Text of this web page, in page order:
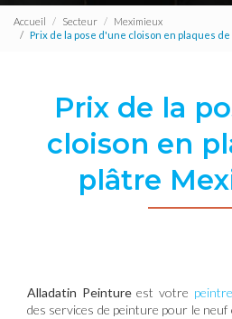
Accueil Secteur
Meximieux
Prix de la pose d'une cloison en plaques
Prix de la
cloison en
plâtre
Alladatin Peintureest votre
des services de peinture pour le